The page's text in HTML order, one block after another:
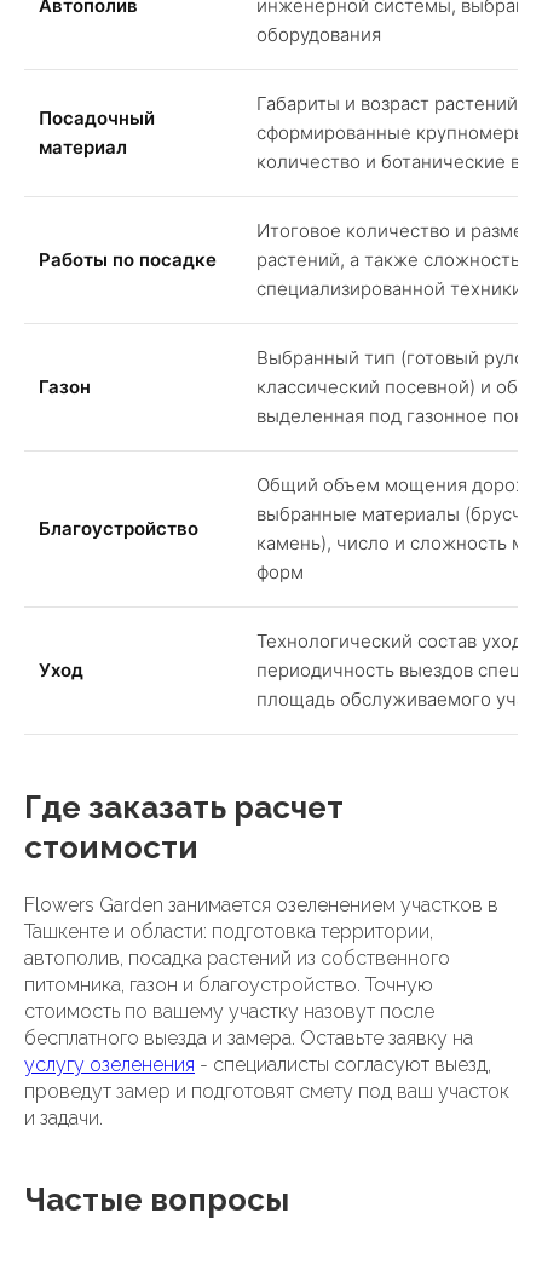
Автополив
инженерной системы,
оборудования
Посадочный
материал
Габариты и возраст растений
сформированные крупномеры),
количество и ботанические
Работы по посадке
Итоговое количество и
растений, а также сложность
специализированной техники
Газон
Выбранный тип (готовый
классический посевной) и
выделенная под газонное
Благоустройство
Общий объем мощения
выбранные материалы
камень), число и сложность
форм
Уход
Технологический состав
периодичность выездов
площадь обслуживаемого
Где заказать расчет
стоимости
Flowers Garden занимается озеленением участков в
Ташкенте и области: подготовка территории,
автополив, посадка растений из собственного
питомника, газон и благоустройство. Точную
стоимость по вашему участку назовут после
бесплатного выезда и замера. Оставьте заявку на
услугу озеленения - специалисты согласуют выезд,
проведут замер и подготовят смету под ваш участок
и задачи.
Частые вопросы